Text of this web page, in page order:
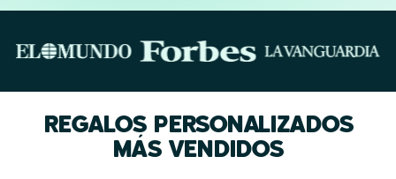
REGALOS PERSONALIZADOS
MÁS VENDIDOS